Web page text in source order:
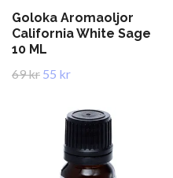
Goloka Aromaoljor
California White Sage
10 ML
69 kr 55 kr